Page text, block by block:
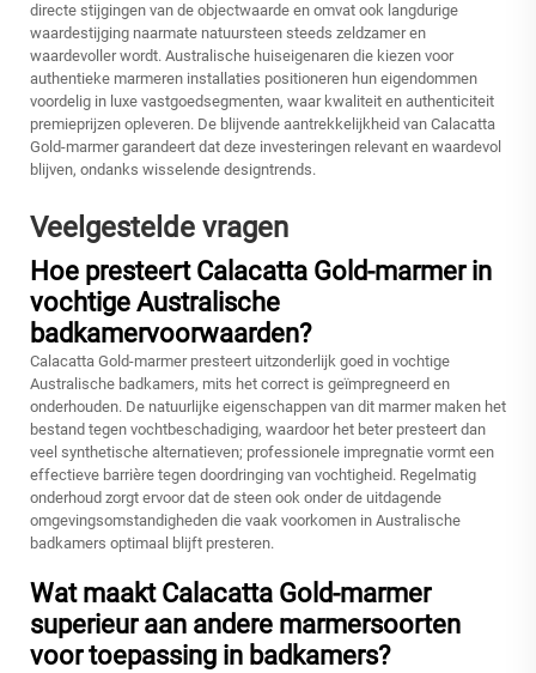
directe stijgingen van de objectwaarde en omvat ook langdurige
waardestijging naarmate natuursteen steeds zeldzamer en
waardevoller wordt. Australische huiseigenaren die kiezen voor
authentieke marmeren installaties positioneren hun eigendommen
voordelig in luxe vastgoedsegmenten, waar kwaliteit en authenticiteit
premieprijzen opleveren. De blijvende aantrekkelijkheid van Calacatta
Gold-marmer garandeert dat deze investeringen relevant en waardevol
blijven, ondanks wisselende designtrends.
Veelgestelde vragen
Hoe presteert Calacatta Gold-marmer in
vochtige Australische
badkamervoorwaarden?
Calacatta Gold-marmer presteert uitzonderlijk goed in vochtige
Australische badkamers, mits het correct is geïmpregneerd en
onderhouden. De natuurlijke eigenschappen van dit marmer maken het
bestand tegen vochtbeschadiging, waardoor het beter presteert dan
veel synthetische alternatieven; professionele impregnatie vormt een
effectieve barrière tegen doordringing van vochtigheid. Regelmatig
onderhoud zorgt ervoor dat de steen ook onder de uitdagende
omgevingsomstandigheden die vaak voorkomen in Australische
badkamers optimaal blijft presteren.
Wat maakt Calacatta Gold-marmer
superieur aan andere marmersoorten
voor toepassing in badkamers?